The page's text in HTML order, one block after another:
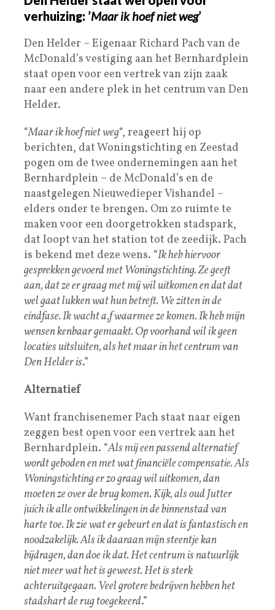
verhuizing: ’Maar ik hoef niet weg’
Den Helder – Eigenaar Richard Pach van de
McDonald’s vestiging aan het Bernhardplein
staat open voor een vertrek van zijn zaak
naar een andere plek in het centrum van Den
Helder.
“Maar ik hoef niet weg“, reageert hij op
berichten, dat Woningstichting en Zeestad
pogen om de twee ondernemingen aan het
Bernhardplein – de McDonald’s en de
naastgelegen Nieuwedieper Vishandel –
elders onder te brengen. Om zo ruimte te
maken voor een doorgetrokken stadspark,
dat loopt van het station tot de zeedijk. Pach
is bekend met deze wens. “Ik heb hiervoor
gesprekken gevoerd met Woningstichting. Ze geeft
aan, dat ze er graag met mij wil uitkomen en dat dat
wel gaat lukken wat hun betreft. We zitten in de
eindfase. Ik wacht a,f waarmee ze komen. Ik heb mijn
wensen kenbaar gemaakt. Op voorhand wil ik geen
locaties uitsluiten, als het maar in het centrum van
Den Helder is.”
Alternatief
Want franchisenemer Pach staat naar eigen
zeggen best open voor een vertrek aan het
Bernhardplein. “Als mij een passend alternatief
wordt geboden en met wat financiële compensatie. Als
Woningstichting er zo graag wil uitkomen, dan
moeten ze over de brug komen. Kijk, als oud Jutter
juich ik alle ontwikkelingen in de binnenstad van
harte toe. Ik zie wat er gebeurt en dat is fantastisch en
noodzakelijk. Als ik daaraan mijn steentje kan
bijdragen, dan doe ik dat. Het centrum is natuurlijk
niet meer wat het is geweest. Het is sterk
achteruitgegaan. Veel grotere bedrijven hebben het
stadshart de rug toegekeerd.”